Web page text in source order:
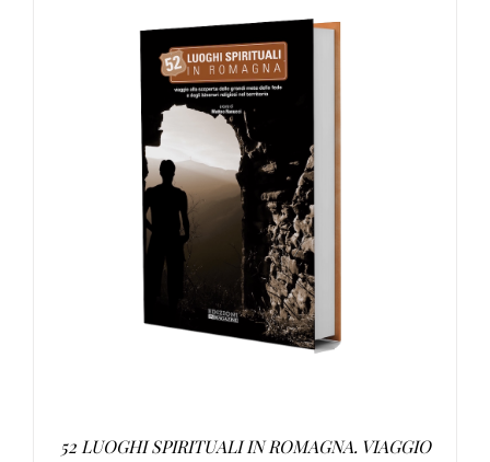
AGGIUNGI AL CARRELLO /
52 LUOGHI SPIRITUALI IN ROMAGNA. VIAGGIO